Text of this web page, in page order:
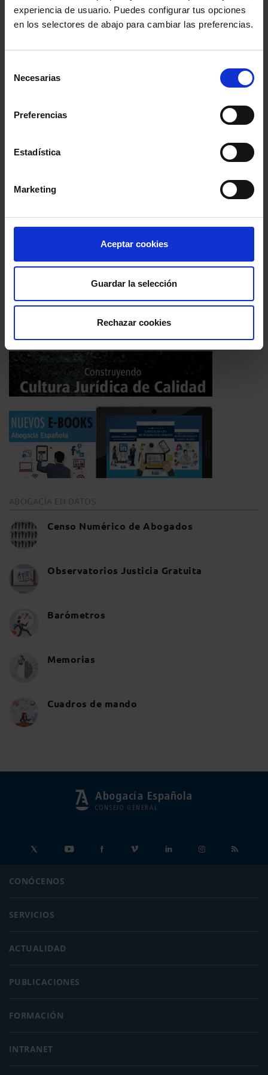
experiencia de usuario. Puedes configurar tus opciones
en los selectores de abajo para cambiar las preferencias.
Necesarias
Preferencias
Estadística
Marketing
Aceptar cookies
Guardar la selección
Rechazar cookies
gratuitament a los afectados por
las cláusulas suelo
(riberaexpress.es)
nuevos juzgados
al TS por fax escritos procesales
(informativojuridico.com)
escritos en LexNET
La Agrupación de Abogados
Junta Directiva
(lawyerpress.com)
ABOGACÍA EN DATOS
Censo Numérico de Abogados
Observatorios Justicia Gratuita
Barómetros
Memorias
Cuadros de mando
Abogacía Española
CONSEJO GENERAL
CONÓCENOS
SERVICIOS
ACTUALIDAD
PUBLICACIONES
FORMACIÓN
INTRANET